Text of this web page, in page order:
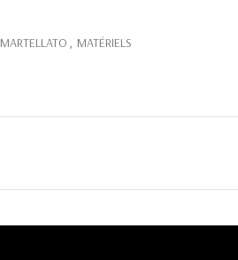
MARTELLATO , MATÉRIELS